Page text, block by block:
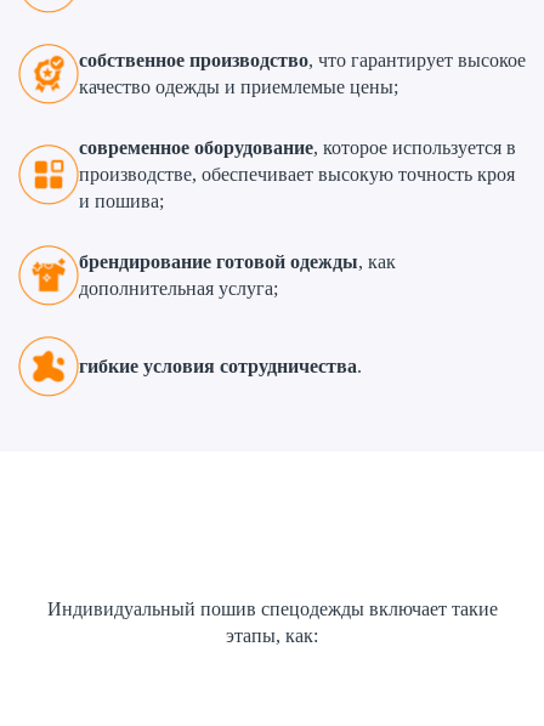
собственное производство, что гарантирует высокое
качество одежды и приемлемые цены;
современное оборудование, которое используется в
производстве, обеспечивает высокую точность кроя
и пошива;
брендирование готовой одежды, как
дополнительная услуга;
гибкие условия сотрудничества.
Индивидуальный пошив спецодежды включает такие
этапы, как: